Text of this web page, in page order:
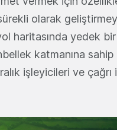
sürekli olarak
haritasında yedek
katmanına sahip
işleyicileri ve